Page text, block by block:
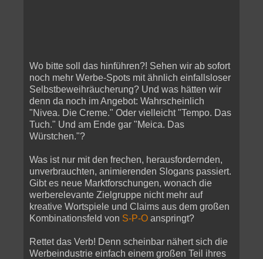
Wo bitte soll das hinführen?! Sehen wir ab sofort
noch mehr Werbe-Spots mit ähnlich einfallsloser
Selbstbeweihräucherung? Und was hätten wir
denn da noch im Angebot: Wahrscheinlich
"Nivea. Die Creme." Oder vielleicht "Tempo. Das
Tuch." Und am Ende gar "Meica. Das
Würstchen."?
Was ist nur mit den frechen, herausfordernden,
unverbrauchten, animierenden Slogans passiert.
Gibt es neue Marktforschungen, wonach die
werberelevante Zielgruppe nicht mehr auf
kreative Wortspiele und Claims aus dem großen
Kombinationsfeld von S-P-O anspringt?
Rettet das Verb! Denn scheinbar nähert sich die
Werbeindustrie einfach einem großen Teil ihres